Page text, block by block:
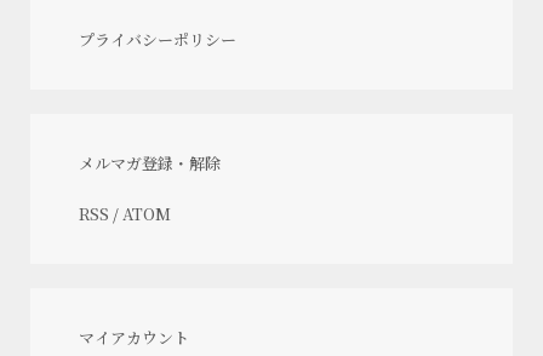
プライバシーポリシー
メルマガ登録・解除
RSS / ATOM
マイアカウント